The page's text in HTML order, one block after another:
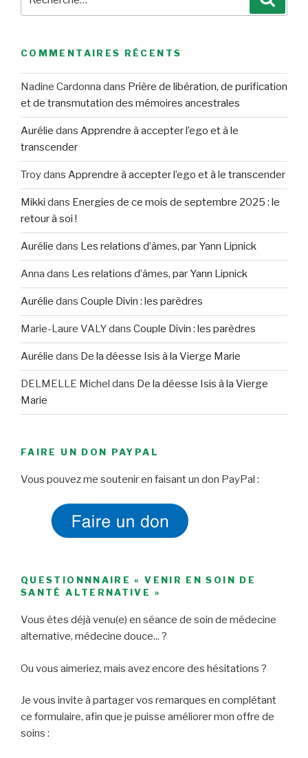
COMMENTAIRES RÉCENTS
Nadine Cardonna dans Prière de libération, de purification
et de transmutation des mémoires ancestrales
Aurélie dans Apprendre à accepter l’ego et à le
transcender
Troydans Apprendre à accepter l’ego et à le transcender
Mikki dans Energies de ce mois de septembre 2025 : le
retour à soi !
Aurélie dans Les relations d’âmes, par Yann Lipnick
Anna dans Les relations d’âmes, par Yann Lipnick
Aurélie dans Couple Divin : les parèdres
Marie-Laure VALYdans Couple Divin : les parèdres
Aurélie dans De la déesse Isis à la Vierge Marie
DELMELLE Michel dans De la déesse Isis à la Vierge
Marie
FAIRE UN DON PAYPAL
Vous pouvez me soutenir en faisant un don PayPal :
QUESTIONNNAIRE « VENIR EN SOIN DE
SANTÉ ALTERNATIVE »
Vous êtes déjà venu(e) en séance de soin de médecine
alternative, médecine douce... ?
Ou vous aimeriez, mais avez encore des hésitations ?
Je vous invite à partager vos remarques en complétant
ce formulaire, afin que je puisse améliorer mon offre de
soins :